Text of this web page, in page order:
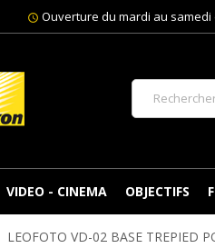
schedule Ouverture du mardi au samedi
VIDEO - CINEMA OBJECTIFS
LEOFOTO VD-02 BASE TREPIED